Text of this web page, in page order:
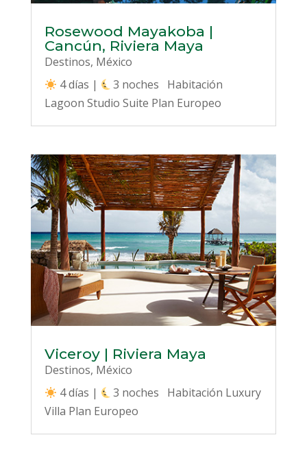
Rosewood Mayakoba |
Cancún, Riviera Maya
Destinos, México
4 días |
3 noches Habitación
Lagoon Studio Suite Plan Europeo
Viceroy | Riviera Maya
Destinos, México
4 días |
3 noches Habitación Luxury
Villa Plan Europeo